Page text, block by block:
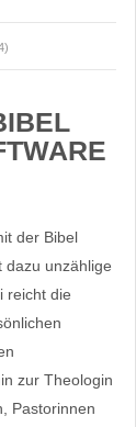
der Bibel
dazu unzählige
reicht die
zur Theologin
Pastorinnen